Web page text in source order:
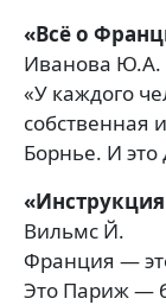
«Всё о
Иванова Ю.А.
«У каждого
собственная
Борнье. И это
Вильмс Й.
Франция —
Это Париж —